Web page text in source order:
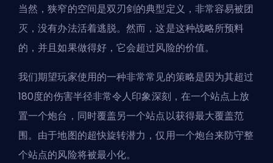
当然，狭窄的空间是双刃剑的典型定义，非常容易被团
灭，没有办法活着逃脱。然而，这是这种战略所预料
的，并且如果做得好，它会超过风险的价值。
我们期望玩家使用的一种非常常见的策略是因为其超过
180度的伤害半径非常令人印象深刻，在一个站点上放
置一个炮台，同时覆盖另一个站点以获得最大覆盖范
围。由于地图的超快旋转潜力，仅用一个炮台来防守整
个站点的风险将被最小化。